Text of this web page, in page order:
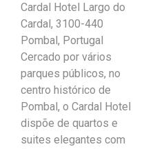
Cardal Hotel Largo do
Cardal, 3100-440
Pombal, Portugal
Cercado por vários
parques públicos, no
centro histórico de
Pombal, o Cardal Hotel
dispõe de quartos e
suites elegantes com